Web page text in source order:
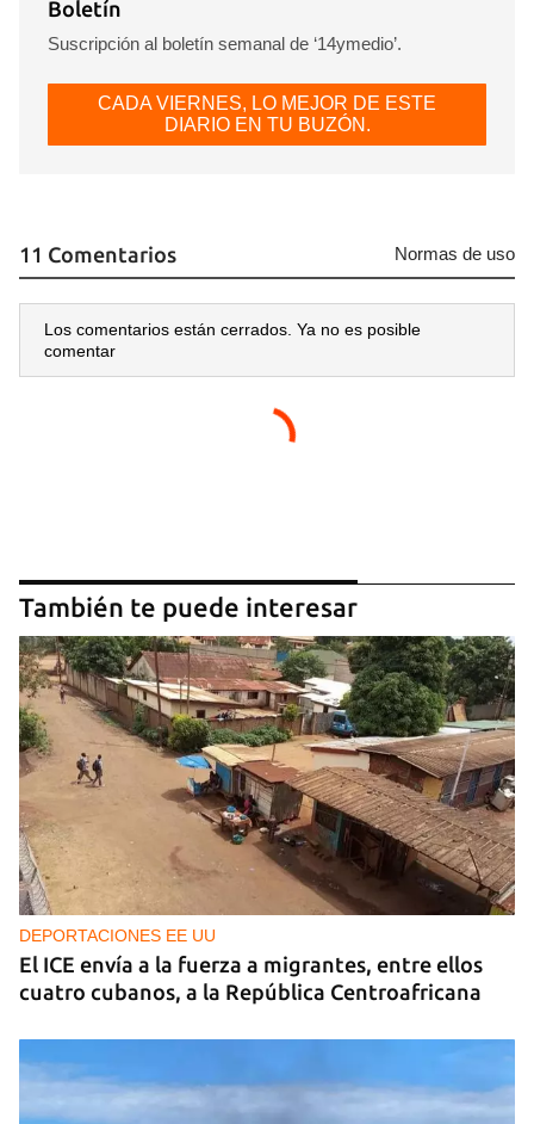
Boletín
Suscripción al boletín semanal de ‘14ymedio’.
CADA VIERNES, LO MEJOR DE ESTE
DIARIO EN TU BUZÓN.
11 Comentarios Normas de uso
Los comentarios están cerrados. Ya no es posible
comentar
También te puede interesar
DEPORTACIONES EE UU
El ICE envía a la fuerza a migrantes, entre ellos
cuatro cubanos, a la República Centroafricana